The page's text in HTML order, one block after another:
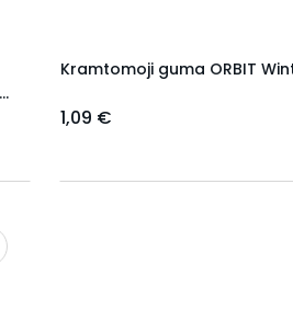
Kramtomoji guma ORBIT
1,09 €